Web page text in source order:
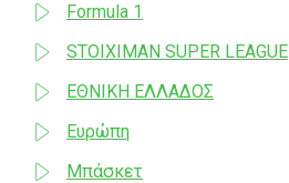
Formula 1
STOIXIMAN SUPER LEAGUE
ΕΘΝΙΚΗ ΕΛΛΑΔΟΣ
Ευρώπη
Μπάσκετ